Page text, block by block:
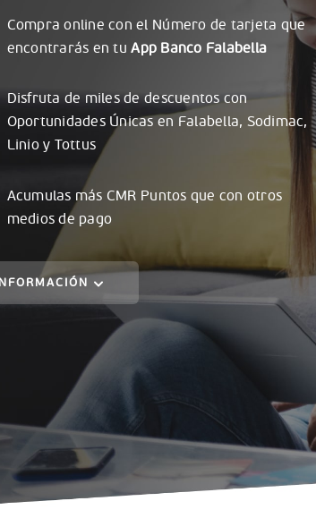
Compra online con el Número de tarjeta que
encontrarás en tu App Banco Falabella
Disfruta de miles de descuentos con
OportunidadesÚnicasen Falabella, Sodimac,
Linio y Tottus
Acumulas más CMR Puntos que con otros
medios de pago